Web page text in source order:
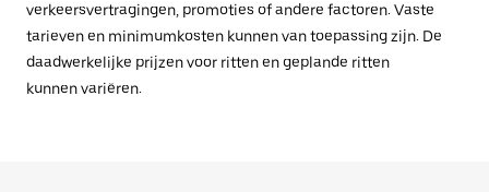
verkeersvertragingen, promoties of andere factoren. Vaste
tarieven en minimumkosten kunnen van toepassing zijn. De
daadwerkelijke prijzen voor ritten en geplande ritten
kunnen variëren.